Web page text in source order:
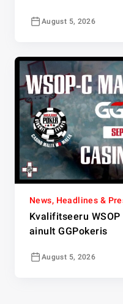
August 5, 2026
News, Headlines &
Kvalifitseeru
ainult GGPokeris
August 5, 2026